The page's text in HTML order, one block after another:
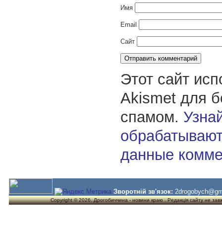
Имя
Email
Сайт
Этот сайт
Akismet для
спамом.
данные
Зворотній зв'язок:
Copyright © 2026. Дрогобиччина - новини краю . Редакція сайту не